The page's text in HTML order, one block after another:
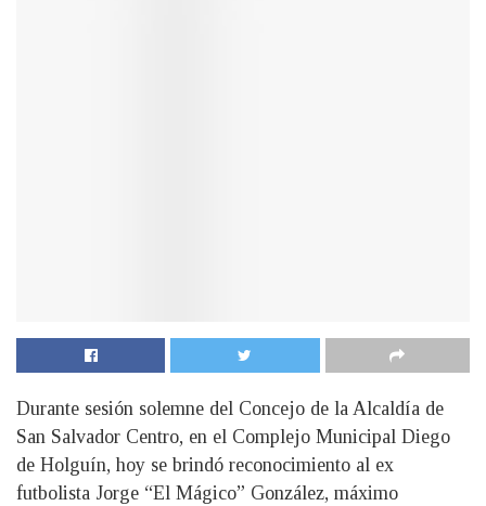
Durante sesión solemne del Concejo de la Alcaldía de
San Salvador Centro, en el Complejo Municipal Diego
de Holguín, hoy se brindó reconocimiento al ex
futbolista Jorge “El Mágico” González, máximo